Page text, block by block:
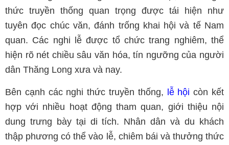
thức truyền thống quan trọng được tái hiện như
tuyên đọc chúc văn, đánh trống khai hội và tế Nam
quan. Các nghi lễ được tổ chức trang nghiêm, thể
hiện rõ nét chiều sâu văn hóa, tín ngưỡng của người
dân Thăng Long xưa và nay.
Bên cạnh các nghi thức truyền thống, lễ hội còn kết
hợp với nhiều hoạt động tham quan, giới thiệu nội
dung trưng bày tại di tích. Nhân dân và du khách
thập phương có thể vào lễ, chiêm bái và thưởng thức